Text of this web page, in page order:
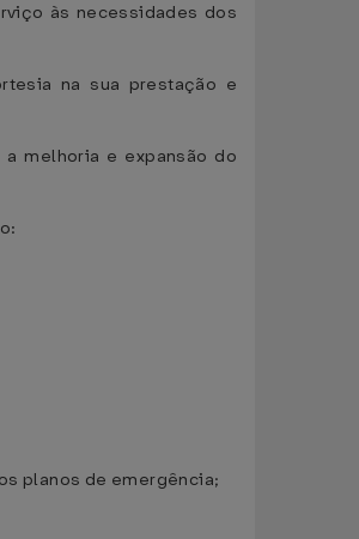
às necessidades dos
na sua prestação e
melhoria e expansão do
planos de emergência;